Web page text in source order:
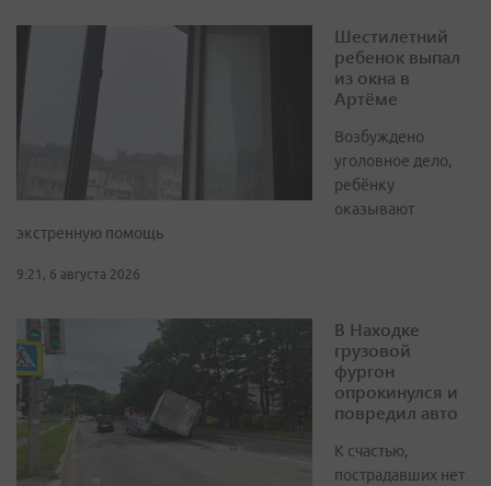
Шестилетний
ребенок выпал
из окна в
Артёме
Возбуждено
уголовное дело,
ребёнку
оказывают
экстренную помощь
9:21, 6 августа 2026
В Находке
грузовой
фургон
опрокинулся и
повредил авто
К счастью,
пострадавших нет